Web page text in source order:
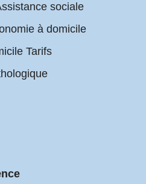
sociale
à domicile
Tarifs